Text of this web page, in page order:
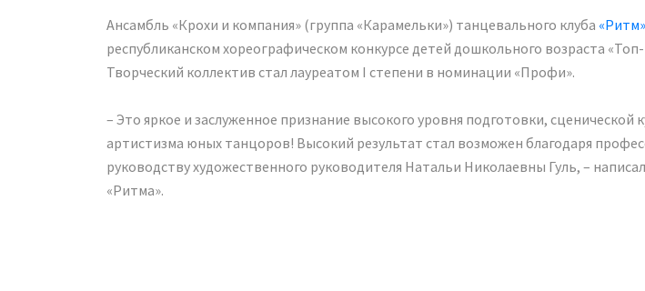
Ансамбль «Крохи и компания» (группа «Карамельки») танцевального клуба «Ритм»
республиканском хореографическом конкурсе детей дошкольного возраста
Творческий коллектив стал лауреатом I степени в номинации «Профи».
– Это яркое и заслуженное признание высокого уровня подготовки, сценической
артистизма юных танцоров! Высокий результат стал возможен благодаря
руководству художественного руководителя Натальи Николаевны Гуль, –
«Ритма».